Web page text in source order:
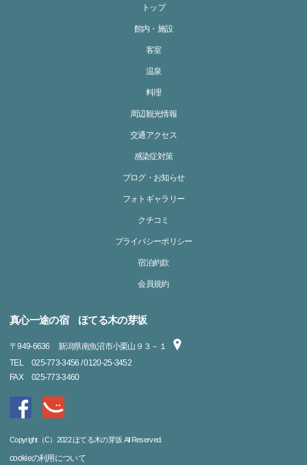
トップ
館内・施設
客室
温泉
料理
周辺観光情報
交通アクセス
感染症対策
ブログ・お知らせ
フォトギャラリー
クチコミ
プライバシーポリシー
宿泊約款
会員規約
真心一途の宿 ほてる木の芽坂
〒949-6636
新潟県南魚沼市小栗山９３－１
TEL
025-773-3456 / 0120-25-3452
FAX
025-773-3460
Copyright（C）2022 ほてる木の芽坂 All Reserved.
cookieの利用について